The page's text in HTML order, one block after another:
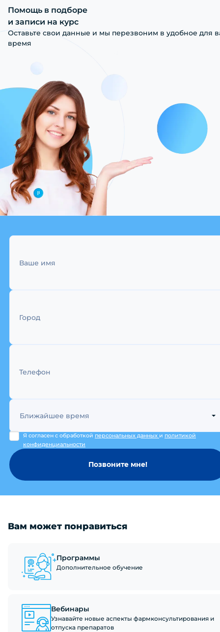
Помощь в подборе
и записи на курс
Оставьте свои данные и мы перезвоним в удобное для
время
Ваше имя
Город
Телефон
Ближайшее время
Я согласен с обработкой персональных данных и политикой
конфиденциальности
Позвоните мне!
Вам может понравиться
Программы
Дополнительное обучение
Вебинары
Узнавайте новые аспекты фармконсультирования и
отпуска препаратов